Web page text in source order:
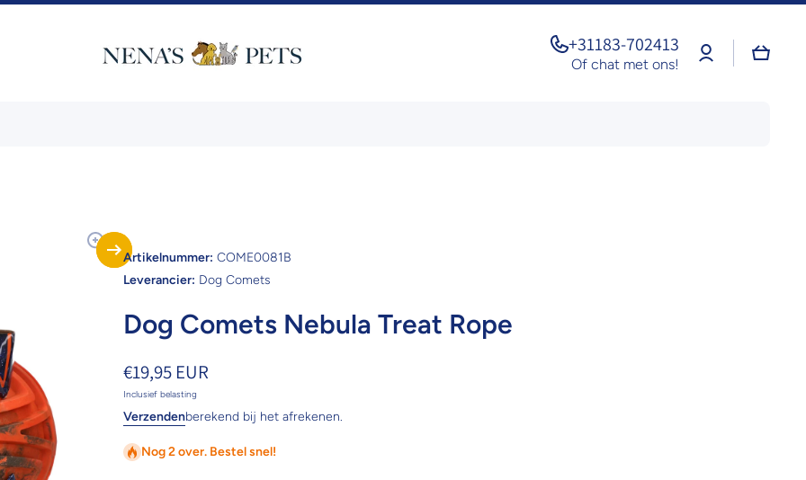
+31183-702413
Of chat met ons!
Log
in
Artikelnummer: COME0081B
Leverancier: Dog Comets
Dog Comets Nebula Treat Rope
€19,95 EUR
Inclusief belasting
Verzendenberekend bij het afrekenen.
Nog 2 over. Bestel snel!